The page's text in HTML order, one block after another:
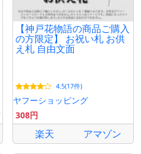
【神戸花物語の商品ご購入
の方限定】 お祝い札 お供
え札 自由文面
4.5(17件)
ヤフーショッピング
308円
楽天 アマゾン